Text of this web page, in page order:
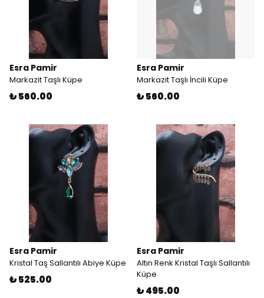
Esra Pamir
Markazit Taşlı Küpe
₺ 560.00
Esra Pamir
Markazit Taşlı İncili Küpe
₺ 560.00
Esra Pamir
Kristal Taş Sallantılı Abiye Küpe
₺ 525.00
Esra Pamir
Altın Renk Kristal Taşlı Sallantılı
Küpe
₺ 495.00